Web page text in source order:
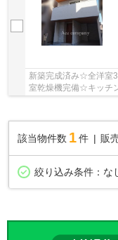
新築完成済み☆全洋室
室乾燥機完備☆キッチ
該当物件数 1件 販
絞り込み条件： な